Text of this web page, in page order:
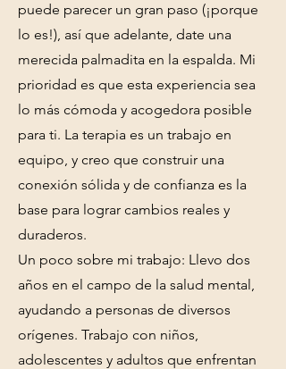
puede parecer un gran paso (¡porque
lo es!), así que adelante, date una
merecida palmadita en la espalda. Mi
prioridad es que esta experiencia sea
lo más cómoda y acogedora posible
para ti. La terapia es un trabajo en
equipo, y creo que construir una
conexión sólida y de confianza es la
base para lograr cambios reales y
duraderos.
Un poco sobre mi trabajo: Llevo dos
años en el campo de la salud mental,
ayudando a personas de diversos
orígenes. Trabajo con niños,
adolescentes y adultos que enfrentan